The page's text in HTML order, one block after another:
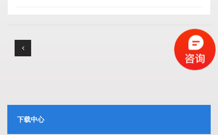
下载中心